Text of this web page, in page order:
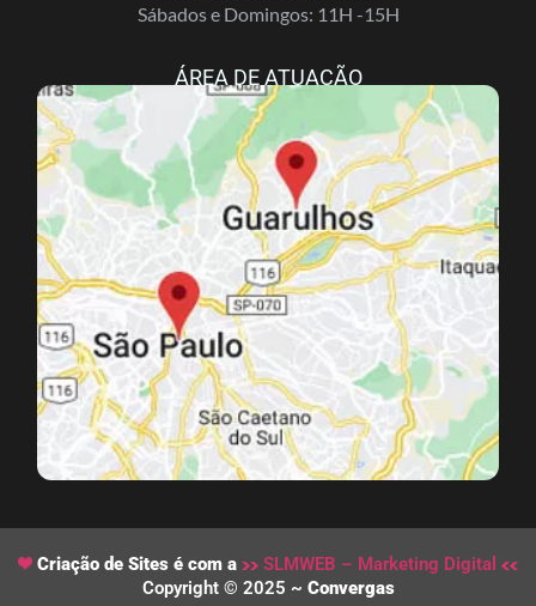
Sábados e Domingos: 11H -15H
ÁREA DE ATUAÇÃO
Criação de Sites é com a
SLMWEB – Marketing Digital
Copyright © 2025 ~ Convergas